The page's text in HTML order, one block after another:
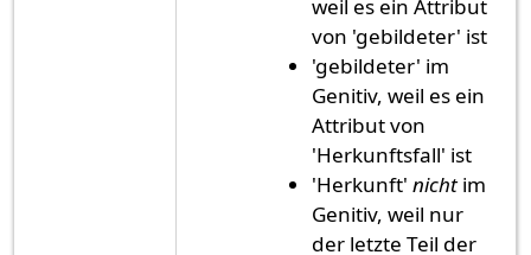
weil es ein Attribut
von 'gebildeter' ist
'gebildeter' im
Genitiv, weil es ein
Attribut von
'Herkunftsfall' ist
'Herkunft'nichtim
Genitiv, weil nur
der letzte Teil der